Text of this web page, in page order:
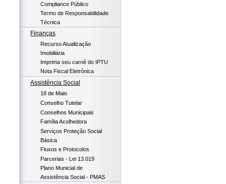
Compliance Público
Termo de Responsabilidade
Técnica
Finanças
Recurso Atualização
Imobiliária
Imprima seu carnê do IPTU
Nota Fiscal Eletrônica
Assistência Social
18 de Maio
Conselho Tutelar
Conselhos Municipais
Família Acolhedora
Serviços Proteção Social
Básica
Fluxos e Protocolos
Parcerias - Lei 13.019
Plano Municial de
Assistência Social - PMAS